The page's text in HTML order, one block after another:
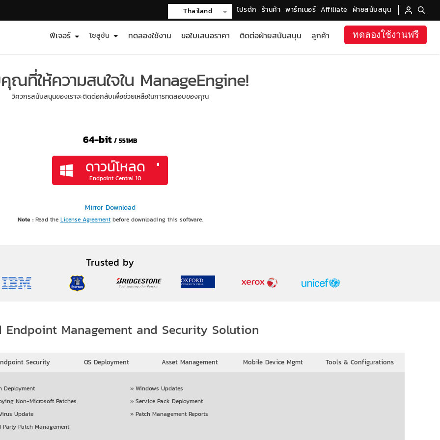
Thailand โปรดัก ร้านค้า พาร์ทเนอร์ Affiliate ฝ่ายสนับสนุน
ทดลองใช้งานฟรี
ฟีเจอร์ โซลูชัน ทดลองใช้งาน ขอใบเสนอราคา ติดต่อฝ่ายสนับสนุน ลูกค้า
ณที่ให้ความสนใจใน ManageEngine!
วิศวกรสนับสนุนของเราจะติดต่อกลับเพื่อช่วยเหลือในการทดสอบของคุณ
64-bit / 551MB
ดาวน์โหลด
Endpoint Central 10
Mirror Download
Note :Read the License Agreementbefore downloading this software.
Trusted by
Endpoint Management and Security Solution
Security OS Deployment Asset Management Mobile Device Mgmt Tools & Configurations
Deployment
Non-Microsoft Patches
Update
Party Patch Management
»Windows Updates
»Service Pack Deployment
»Patch Management Reports